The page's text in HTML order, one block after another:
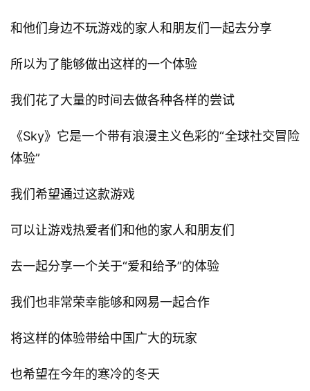
三
金
奖
7
0
茶
对
会
和他们身边不玩游戏的家人和朋友们一起去分享
所以为了能够做出这样的一个体验
我们花了大量的时间去做各种各样的尝试
《Sky》它是一个带有浪漫主义色彩的“全球社交冒险
体验”
我们希望通过这款游戏
可以让游戏热爱者们和他的家人和朋友们
去一起分享一个关于“爱和给予”的体验
我们也非常荣幸能够和网易一起合作
将这样的体验带给中国广大的玩家
也希望在今年的寒冷的冬天